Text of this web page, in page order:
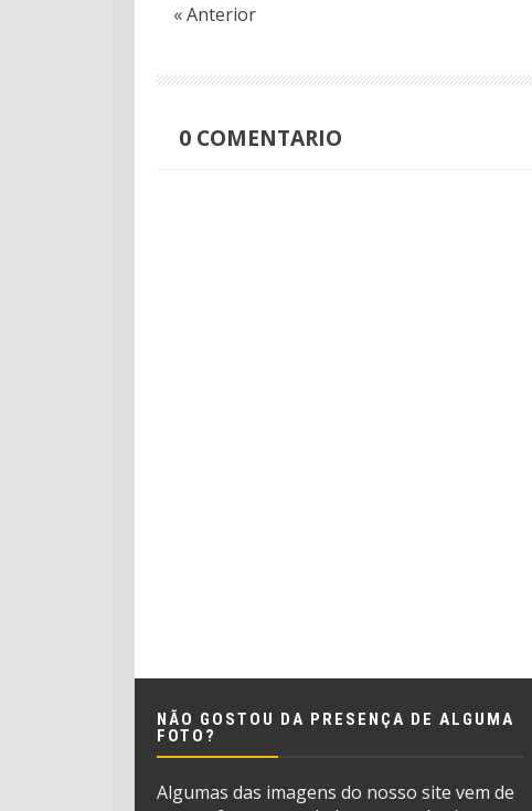
« Anterior
0 COMENTARIO
NÃO GOSTOU DA PRESENÇA DE ALGUMA
FOTO?
Algumas das imagens do nosso site vem de